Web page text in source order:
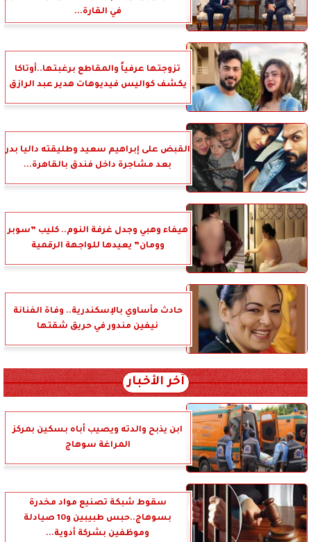
في القارة...
تزوجتها عرفياً والمقاطع برغبتها..أوتاكا
يكشف كواليس فيديوهات هدير عبد الرازق
القبض على إبراهيم سعيد وطليقته داليا بدر
بعد مشاجرة داخل فندق بالقاهرة...
هيفاء وهبي وجدل غرفة النوم.. كليب ”سوبر
وومان” يعيدها للواجهة الرقمية
حادث مأساوي بالإسكندرية.. وفاة الفنانة
نيفين مندور في حريق شقتها
آخر الأخبار
ابن يذبح والدته ويصيب أباه بسكين بمركز
المراغة سوهاج
سقوط شبكة تصنيع مواد مخدرة
بسوهاج..حبس طبيبين و10 صيادلة
وموظفين بشركة أدوية...